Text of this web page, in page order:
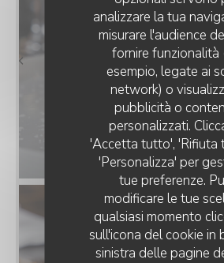
analizzare la tua
misurare l'audience
fornire funzionalità
esempio, legate ai
network) o
pubblicità o
personalizzati.
'Accetta tutto', 'Rifiuta
'Personalizza' per
tue preferenze.
modificare le tue
qualsiasi momento
sull'icona del cookie in
sinistra delle pagine